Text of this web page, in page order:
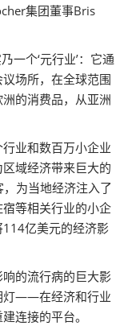
集团董事Bris
一个‘元行业’：它通
场所，在全球范围
的消费品，从亚洲
业和数百万小企业
域经济带来巨大的
为当地经济注入了
等相关行业的小企
亿美元的经济影
的流行病的巨大影
灯——在经济和行业
连接的平台。